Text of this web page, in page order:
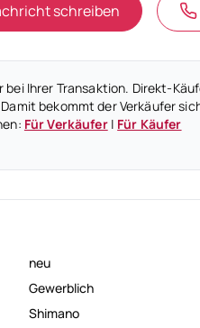
schreiben
Ihrer Transaktion. Direkt-
bekommt der Verkäufer
Für Verkäufer| Für Käufer
neu
Gewerblich
Shimano